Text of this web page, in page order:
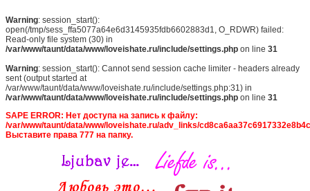
Warning: session_start():
open(/tmp/sess_ffa5077a64e6d3145935fdb6602883d1, O_RDWR) failed:
Read-only file system (30) in
/var/www/taunt/data/www/loveishate.ru/include/settings.php on line 31
Warning: session_start(): Cannot send session cache limiter - headers already
sent (output started at
/var/www/taunt/data/www/loveishate.ru/include/settings.php:31) in
/var/www/taunt/data/www/loveishate.ru/include/settings.php on line 31
SAPE ERROR: Нет доступа на запись к файлу:
/var/www/taunt/data/www/loveishate.ru/adv_links/
Выставите права 777 на папку.